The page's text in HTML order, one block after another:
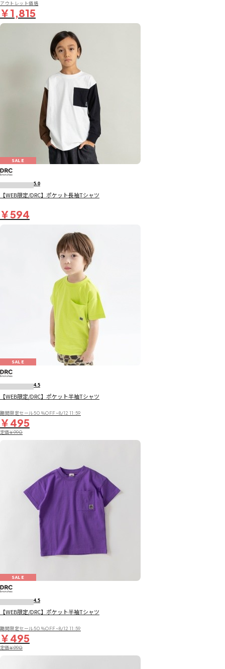
アウトレット価格
￥1,815
SALE
5.0
【WEB限定/DRC】ポケット長袖Tシャツ
￥594
SALE
4.5
【WEB限定/DRC】ポケット半袖Tシャツ
期間限定セール50％OFF~8/12 11:59
￥495
定価￥990
SALE
4.5
【WEB限定/DRC】ポケット半袖Tシャツ
期間限定セール50％OFF~8/12 11:59
￥495
定価￥990